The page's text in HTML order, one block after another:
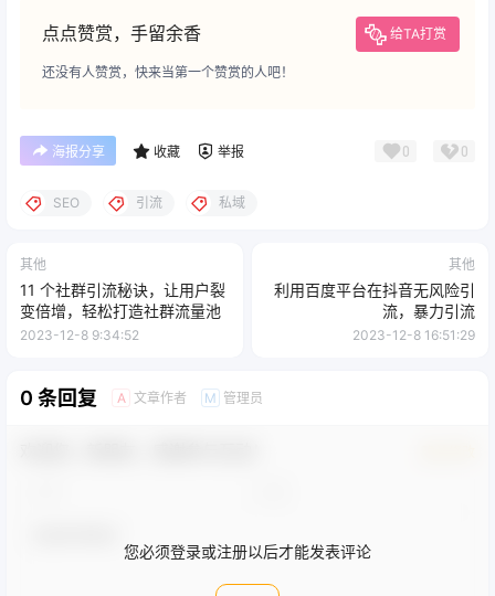
点点赞赏，手留余香 给TA打赏
还没有人赞赏，快来当第一个赞赏的人吧！
海报分享 收藏 举报 0 0
SEO 引流 私域
其他
11 个社群引流秘诀，让用户裂
变倍增，轻松打造社群流量池
2023-12-8 9:34:52
其他
利用百度平台在抖音无风险引
流，暴力引流
2023-12-8 16:51:29
0 条回复 A 文章作者 M 管理员
您必须登录或注册以后才能发表评论